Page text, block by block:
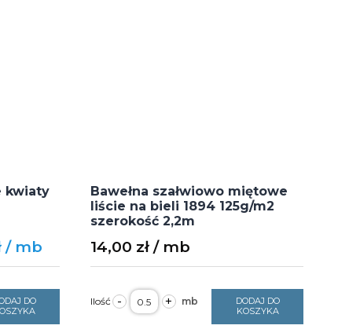
kwiaty
Current
price
is:
10,00 zł.
DO
Bawełna szałwiowo miętowe
liście na bieli 1894 125g/m2
szerokość 2,2m
14,00 zł
- ilość
Bawełna
szałwiowo
+
DODAJ DO
KOSZYKA